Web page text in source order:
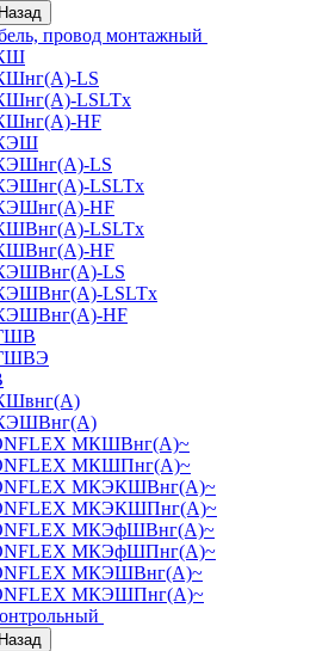
Назад
провод монтажный
LS
LSLTx
HF
LS
LSLTx
HF
LSLTx
HF
LS
LSLTx
HF
МКШВнг(А)~
МКШПнг(А)~
МКЭКШВнг(А)~
МКЭКШПнг(А)~
МКЭфШВнг(А)~
МКЭфШПнг(А)~
МКЭШВнг(А)~
МКЭШПнг(А)~
Назад